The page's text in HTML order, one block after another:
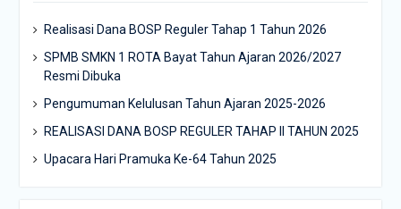
Realisasi Dana BOSP Reguler Tahap 1 Tahun 2026
SPMB SMKN 1 ROTA Bayat Tahun Ajaran 2026/2027
Resmi Dibuka
Pengumuman Kelulusan Tahun Ajaran 2025-2026
REALISASI DANA BOSP REGULER TAHAP II TAHUN 2025
Upacara Hari Pramuka Ke-64 Tahun 2025